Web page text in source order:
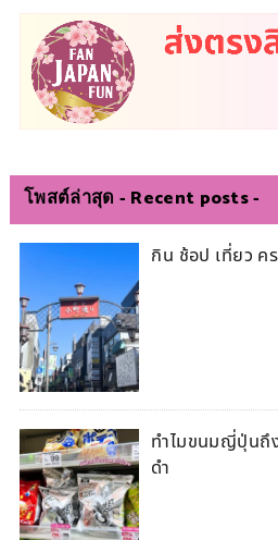
โพสต์ล่าสุด - Recent posts -
กิน ช้อป เที่ยว ค
ทำไมขนมญี่ปุ่นถึ
ดำ